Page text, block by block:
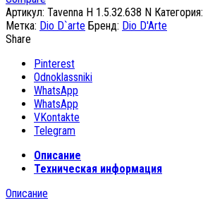
Артикул: Tavenna H 1.5.32.638 N Категория:
Метка: Dio D`arte Бренд: Dio D'Arte
Share
Pinterest
Odnoklassniki
WhatsApp
WhatsApp
VKontakte
Telegram
Описание
Техническая информация
Описание